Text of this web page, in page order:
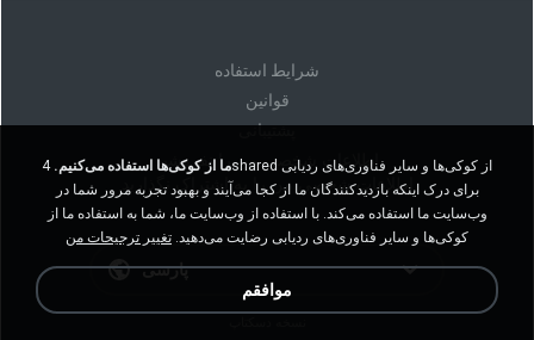
شرايط استفاده
قوانين
پشتیبانی
اطلاعات شخصی من را نفروشید
اطلاعات شخصی من را به اشتراک نگذارید
پارسی
ما از کوکی‌ها استفاده می‌کنیم. 4shared از کوکی‌ها و سایر فناوری‌های ردیابی
برای درک اینکه بازدیدکنندگان ما از کجا می‌آیند و بهبود تجربه مرور شما در
وب‌سایت ما استفاده می‌کند. با استفاده از وب‌سایت ما، شما به استفاده ما از
کوکی‌ها و سایر فناوری‌های ردیابی رضایت می‌دهید. تغییر ترجیحات من
موافقم